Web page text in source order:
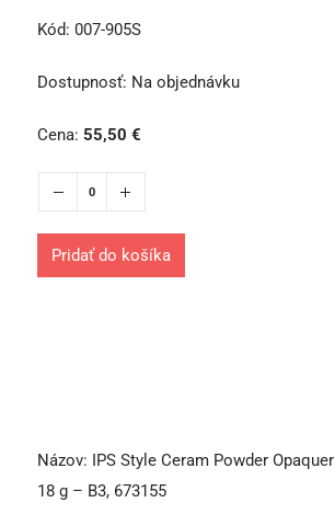
Kód: 007-905S
Dostupnosť: Na objednávku
Cena: 55,50 €
Pridať do košíka
Názov: IPS Style Ceram Powder Opaquer
18 g – B3, 673155